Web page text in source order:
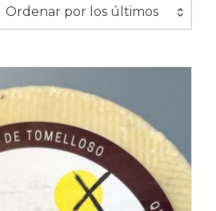
Ordenar por los últimos